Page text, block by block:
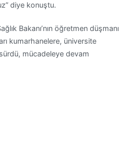
diye konuştu.
Bakanı’nın öğretmen düşmanı
kumarhanelere, üniversite
sürdü, mücadeleye devam